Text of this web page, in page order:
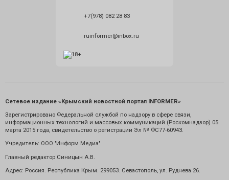
+7(978) 082 28 83
ruinformer@inbox.ru
Сетевое издание «Крымский новостной портал INFORMER»
Зарегистрировано Федеральной службой по надзору в сфере связи,
информационных технологий и массовых коммуникаций (Роскомнадзор) 05
марта 2015 года, свидетельство о регистрации Эл № ФС77-60943.
Учредитель: ООО "Информ Медиа"
Главный редактор Синицын А.В.
Адрес: Россия. Республика Крым. 299053. Севастополь, ул. Руднева 26.